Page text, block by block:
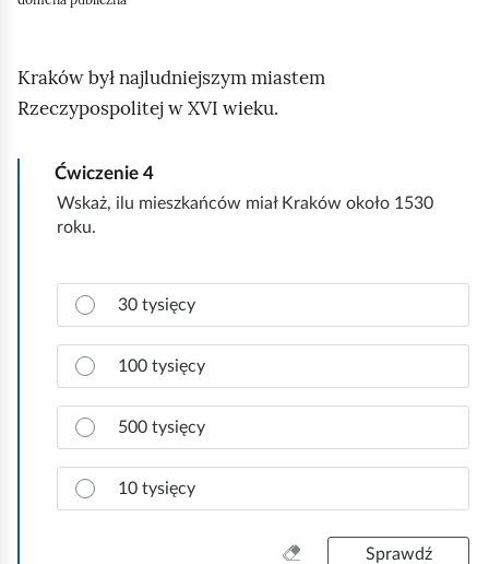
Kraków był najludniejszym miastem
Rzeczypospolitej w XVI wieku.
Ćwiczenie 4
Wskaż, ilu mieszkańców miał Kraków około 1530
roku.
z
a
a
30 tysięcy
100 tysięcy
500 tysięcy
10 tysięcy
W
Sprawdź